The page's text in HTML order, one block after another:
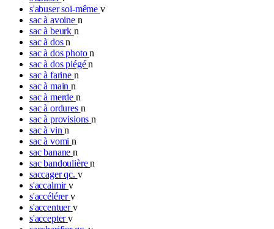
s'abuser soi-même v
sac à avoine n
sac à beurk n
sac à dosn
sac à dos photon
sac à dos piégén
sac à farine n
sac à mainn
sac à merde n
sac à ordures n
sac à provisionsn
sac à vinn
sac à vomin
sac bananen
sac bandoulièren
saccager qc. v
s'accalmirv
s'accélérerv
s'accentuerv
s'accepterv